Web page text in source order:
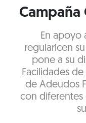
Campaña
En apoyo
regularicen
pone a su
Facilidades
de Adeudos
con